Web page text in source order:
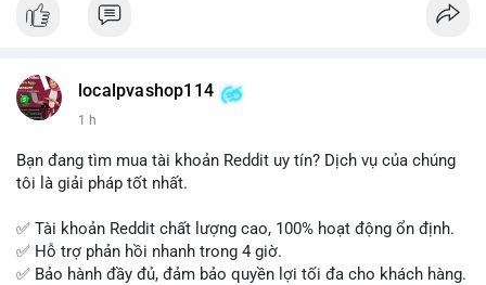
Đăng ký ngay hôm nay để nâng cao năng lực và mở rộng cơ
localpvashop114
1 h
Bạn đang tìm mua tài khoản Reddit uy tín? Dịch vụ của chúng
tôi là giải pháp tốt nhất.
✅ Tài khoản Reddit chất lượng cao, 100% hoạt động ổn định.
✅ Hỗ trợ phản hồi nhanh trong 4 giờ.
✅ Bảo hành đầy đủ, đảm bảo quyền lợi tối đa cho khách hàng.